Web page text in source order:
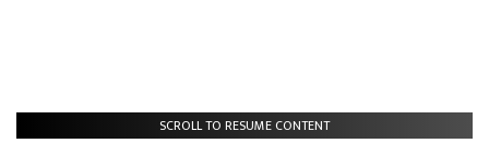
SCROLL TO RESUME CONTENT